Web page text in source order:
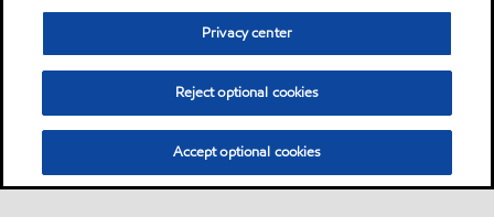
Privacy center
Reject optional cookies
Accept optional cookies